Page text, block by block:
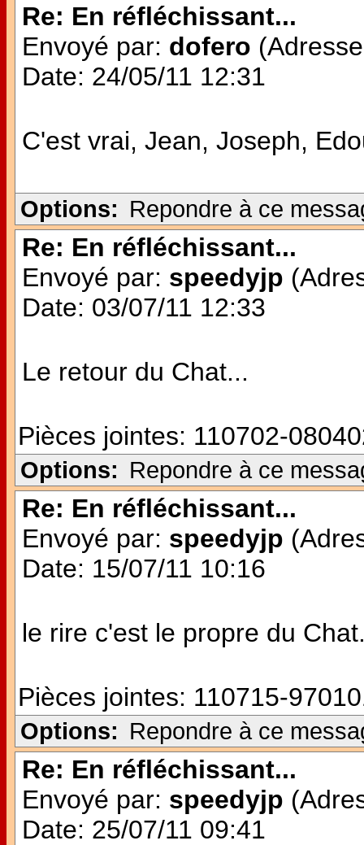
Re: En réfléchissant...
Envoyé par: dofero
Date: 24/05/11 12:31
C'est vrai, Jean, Joseph,
Options: Repondre à ce
Re: En réfléchissant...
Envoyé par: speedyjp
Date: 03/07/11 12:33
Le retour du Chat...
Pièces jointes: 110702-
Options: Repondre à ce
Re: En réfléchissant...
Envoyé par: speedyjp
Date: 15/07/11 10:16
le rire c'est le propre du
Pièces jointes: 110715-
Options: Repondre à ce
Re: En réfléchissant...
Envoyé par: speedyjp
Date: 25/07/11 09:41